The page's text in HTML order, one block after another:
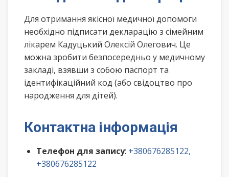
Для отримання якісної медичної допомоги
необхідно підписати декларацію з сімейним
лікарем Кадуцький Олексій Олегович. Це
можна зробити безпосередньо у медичному
закладі, взявши з собою паспорт та
ідентифікаційний код (або свідоцтво про
народження для дітей).
Контактна інформація
Телефон для запису: +380676285122,
+380676285122